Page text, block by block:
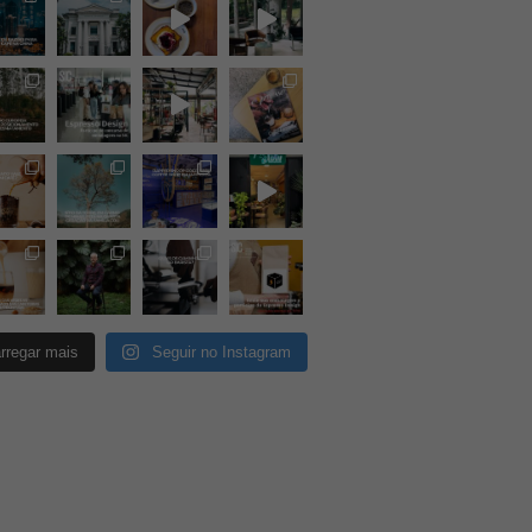
mais Seguir no Instagram